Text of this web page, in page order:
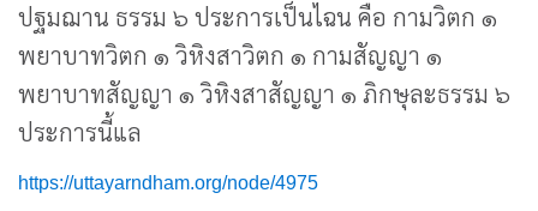
ปฐมฌาน ธรรม ๖ ประการเป็นไฉน คือ กามวิตก ๑
พยาบาทวิตก ๑ วิหิงสาวิตก ๑ กามสัญญา ๑
พยาบาทสัญญา ๑ วิหิงสาสัญญา ๑ ภิกษุละธรรม ๖
ประการนี้แล
https://uttayarndham.org/node/4975